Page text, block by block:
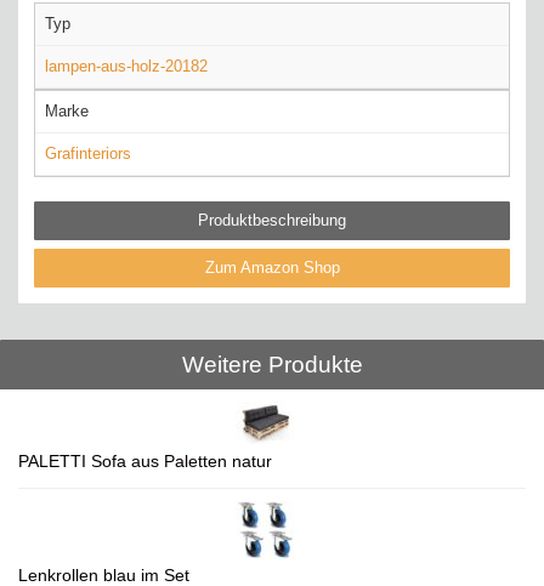
Typ
lampen-aus-holz-20182
Marke
Grafinteriors
Produktbeschreibung
Zum Amazon Shop
Weitere Produkte
PALETTI Sofa aus Paletten natur
Lenkrollen blau im Set